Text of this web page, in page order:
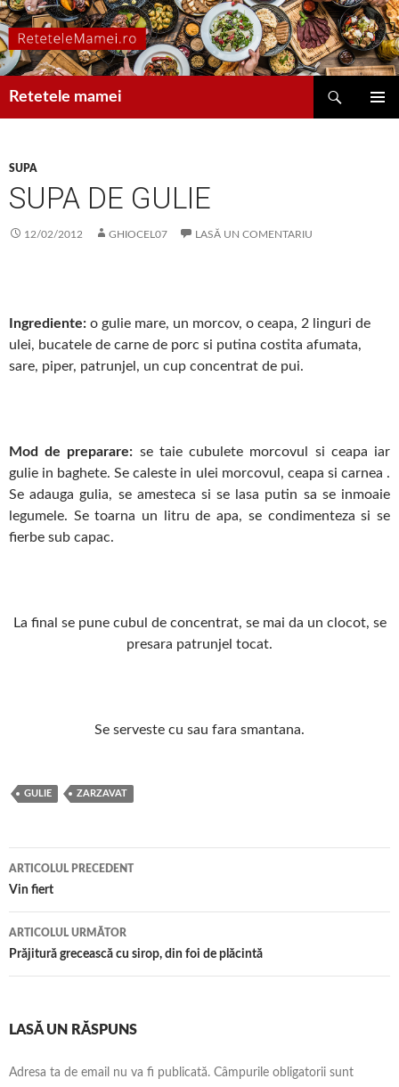
Retetele mamei
SUPA
SUPA DE GULIE
12/02/2012 GHIOCEL07 LASĂ UN COMENTARIU
Ingrediente: o gulie mare, un morcov, o ceapa, 2 linguri de
ulei, bucatele de carne de porc si putina costita afumata,
sare, piper, patrunjel, un cup concentrat de pui.
Mod de preparare: se taie cubulete morcovul si ceapa iar
gulie in baghete. Se caleste in ulei morcovul, ceapa si carnea .
Se adauga gulia, se amesteca si se lasa putin sa se inmoaie
legumele. Se toarna un litru de apa, se condimenteza si se
fierbe sub capac.
La final se pune cubul de concentrat, se mai da un clocot, se
presara patrunjel tocat.
Se serveste cu sau fara smantana.
GULIE ZARZAVAT
Navigare
în
articol
ARTICOLUL PRECEDENT
Vin fiert
ARTICOLUL URMĂTOR
Prăjitură grecească cu sirop, din foi de plăcintă
LASĂ UN RĂSPUNS
Adresa ta de email nu va fi publicată. Câmpurile obligatorii sunt